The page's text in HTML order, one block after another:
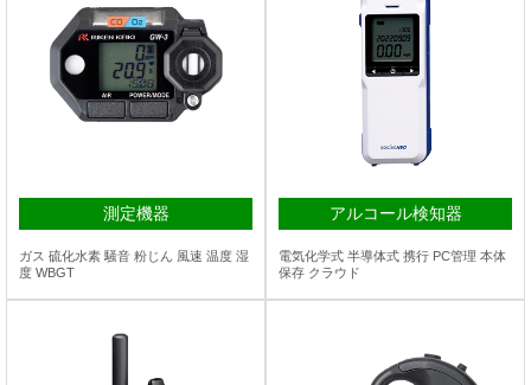
測定機器
ガス 硫化水素 騒音 粉じん 風速 温度 湿
度 WBGT
アルコール検知器
電気化学式 半導体式 携行 PC管理 本体
保存 クラウド